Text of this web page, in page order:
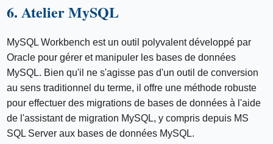
6. Atelier MySQL
MySQL Workbench est un outil polyvalent développé par
Oracle pour gérer et manipuler les bases de données
MySQL. Bien qu'il ne s'agisse pas d'un outil de conversion
au sens traditionnel du terme, il offre une méthode robuste
pour effectuer des migrations de bases de données à l'aide
de l'assistant de migration MySQL, y compris depuis MS
SQL Server aux bases de données MySQL.